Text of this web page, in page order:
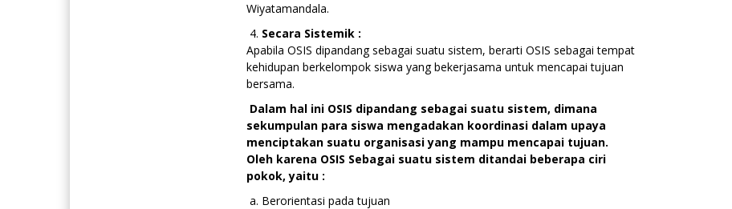
Wiyatamandala.
4. Secara Sistemik :
Apabila OSIS dipandang sebagai suatu sistem, berarti OSIS sebagai tempat
kehidupan berkelompok siswa yang bekerjasama untuk mencapai tujuan
bersama.
Dalam hal ini OSIS dipandang sebagai suatu sistem, dimana
sekumpulan para siswa mengadakan koordinasi dalam upaya
menciptakan suatu organisasi yang mampu mencapai tujuan.
Oleh karena OSIS Sebagai suatu sistem ditandai beberapa ciri
pokok, yaitu :
a. Berorientasi pada tujuan